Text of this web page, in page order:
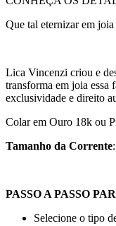
Que tal eternizar em
Lica Vincenzi criou e
transforma em joia essa
exclusividade e direito
Colar em Ouro 18k ou
Tamanho da Corrente
PASSO A PASSO
Selecione o tipo